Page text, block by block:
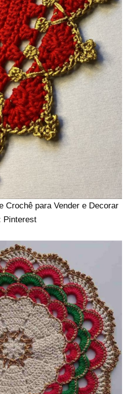
Crochê para Vender e Decorar
Pinterest